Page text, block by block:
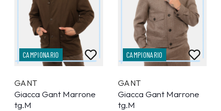
CAMPIONARIO
GANT
Giacca Gant Marrone
tg.M
CAMPIONARIO
GANT
Giacca Gant Marrone
tg.M